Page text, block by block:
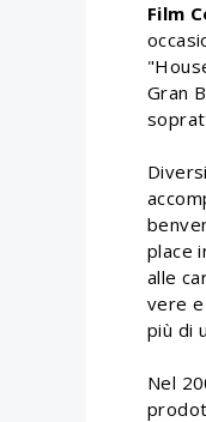
Film
Gran
place
alle
vere
più di
Nel